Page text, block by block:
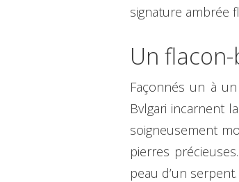
signature ambrée
Un
Façonnés un à
Bvlgari incarnent
soigneusement
pierres
peau d’un serpent.